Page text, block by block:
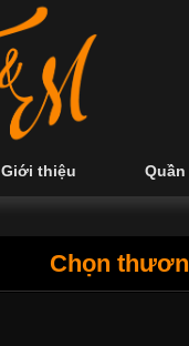
Giới thiệu
Chọn